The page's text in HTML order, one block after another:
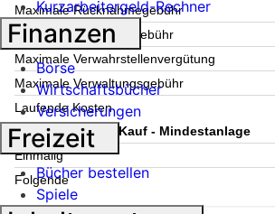
Maximale Rücknahmegebühr
Aktuelle Verwaltungsgebühr
Maximale Verwahrstellenvergütung
Maximale Verwaltungsgebühr
Laufende Kosten
Information zum Kauf - Mindestanlage
Einmalig
Folgende
Kurzarbeitergeld-Rechner
Finanzen
Börse
Wirtschaftsbücher
Versicherungen
Freizeit
Bücher bestellen
Spiele